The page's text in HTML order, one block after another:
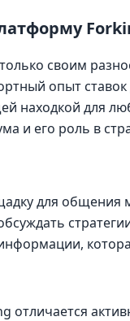
своим
опыт ставок
находкой для
и его роль в
для общения